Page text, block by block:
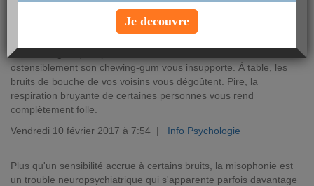
Votre collègue qui tapote sur son clavier en mâchant
ostensiblement son chewing-gum vous insupporte. À table, les
bruits de bouche de vos voisins vous dégoûtent. Pire, la
respiration bruyante de certaines personnes vous rend
complètement folle.
Vendredi 10 février 2017 à 7:54 | Info Psychologie
Plus qu'un sensibilité accrue à certains bruits, la misophonie est
un trouble neuropsychiatrique qui s'apparente parfois davantage
Je decouvre